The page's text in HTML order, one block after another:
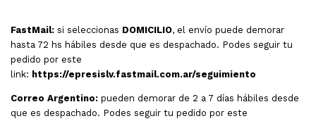
FastMail: si seleccionas DOMICILIO, el envío puede demorar
hasta 72 hs hábiles desde que es despachado. Podes seguir tu
pedido por este
link: https://epresislv.fastmail.com.ar/seguimiento
Correo Argentino: pueden demorar de 2 a 7 días hábiles desde
que es despachado. Podes seguir tu pedido por este